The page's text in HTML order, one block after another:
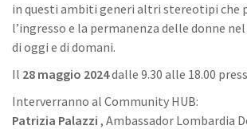
in questi ambiti generi altri stereotipi che
l’ingresso e la permanenza delle donne
di oggi e di domani.
Il 28 maggio 2024dalle 9.30 alle 18.00
Interverranno al Community HUB:
Patrizia Palazzi , Ambassador Lombardia